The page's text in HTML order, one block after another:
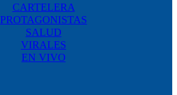
CARTELERA
PROTAGONISTAS
SALUD
VIRALES
EN VIVO